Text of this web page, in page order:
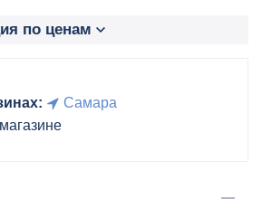
по ценам
Самара